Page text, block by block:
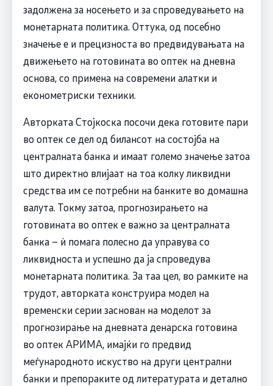
задолжена за носењето и за спроведувањето на
монетарната политика. Оттука, од посебно
значење е и прецизноста во предвидувањата на
движењето на готовината во оптек на дневна
основа, со примена на современи алатки и
економетриски техники.
Авторката Стојкоска посочи дека готовите пари
во оптек се дел од билансот на состојба на
централната банка и имаат големо значење затоа
што директно влијаат на тоа колку ликвидни
средства им се потребни на банките во домашна
валута. Токму затоа, прогнозирањето на
готовината во оптек е важно за централната
банка – ѝ помага полесно да управува со
ликвидноста и успешно да ја спроведува
монетарната политика. За таа цел, во рамките на
трудот, авторката конструира модел на
временски серии заснован на моделот за
прогнозирање на дневната денарска готовина
во оптек АРИМА, имајќи го предвид
меѓународното искуство на други централни
банки и препораките од литературата и детално